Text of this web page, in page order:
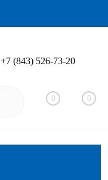
Вход
+7 (843) 526-73-20
0 0